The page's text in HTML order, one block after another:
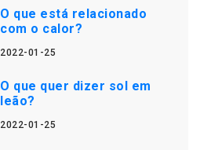
O que está relacionado
com o calor?
2022-01-25
O que quer dizer sol em
leão?
2022-01-25